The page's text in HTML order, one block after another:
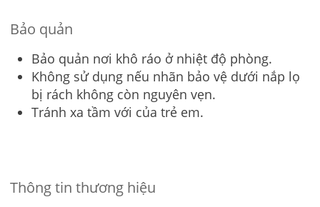
Bảo quản
Bảo quản nơi khô ráo ở nhiệt độ phòng.
Không sử dụng nếu nhãn bảo vệ dưới nắp lọ
bị rách không còn nguyên vẹn.
Tránh xa tầm với của trẻ em.
Thông tin thương hiệu